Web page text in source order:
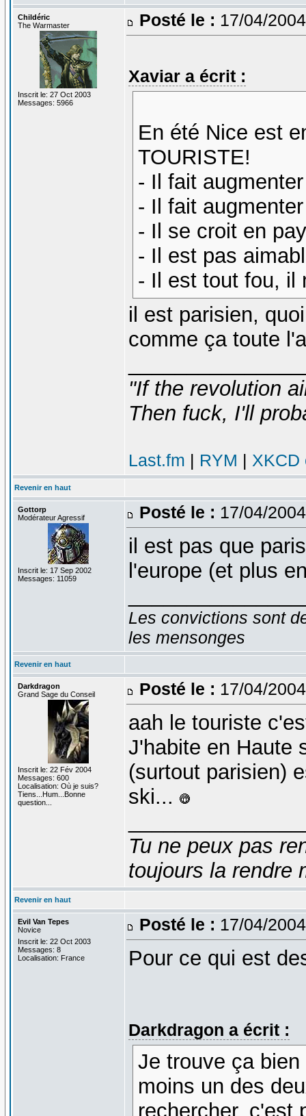
Childéric
The Warmaster
Inscrit le: 27 Oct 2003
Messages: 5966
Posté le : 17/04/
Xaviar a écrit :
En été Nice est
TOURISTE!
- Il fait
- Il fait
- Il se croit en
- Il est pas
- Il est tout fou, il
il est parisien,
comme ça toute
"If the revolution
Then fuck, I'll
Last.fm | RYM | XKCD
Revenir en haut
Gottorp
Modérateur Agressif
Inscrit le: 17 Sep 2002
Messages: 11059
Posté le : 17/04/
il est pas que
l'europe (et plus
Les convictions sont
les mensonges
Revenir en haut
Darkdragon
Grand Sage du Conseil
Inscrit le: 22 Fév 2004
Messages: 600
Localisation: Où je suis?
Tiens...Hum...Bonne
question...
Posté le : 17/04/
aah le touriste
J'habite en Haute
(surtout parisien)
ski...
Tu ne peux pas
toujours la rendre
Revenir en haut
Evil Van Tepes
Novice
Inscrit le: 22 Oct 2003
Messages: 8
Localisation: France
Posté le : 17/04/
Pour ce qui est
Darkdragon a écrit :
Je trouve ça
moins un des
rechercher, c'est